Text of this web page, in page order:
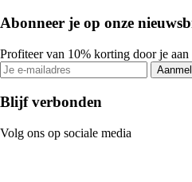
Abonneer je op onze
Profiteer van 10% korting door je
Blijf verbonden
Volg ons op sociale media